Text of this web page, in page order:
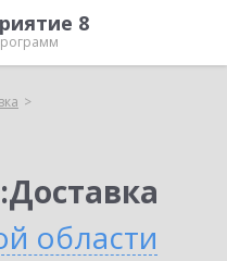
8
области